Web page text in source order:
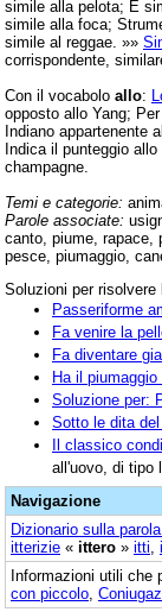
simile alla pelota; È
simile alla foca;
simile al reggae. »»
corrispondente,
Con il vocabolo allo:
opposto allo Yang;
Indiano appartenente
Indica il punteggio
champagne.
Temi e categorie:
Parole associate:
canto, piume, rapace,
pesce, piumaggio,
Soluzioni per risolvere
Passeriforme
Fa venire la
Fa diventare
Ha il
Soluzione per:
Sotto le dita
Il classico
all'uovo, di tipo
Navigazione
Dizionario sulla parola
itterizie « ittero » itti
Informazioni utili che
con piccolo